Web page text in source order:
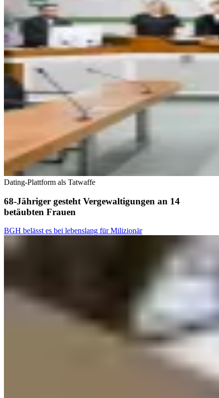
Dating-Plattform als Tatwaffe
68-Jähriger gesteht Vergewaltigungen an 14
betäubten Frauen
BGH belässt es bei lebenslang für Milizionär